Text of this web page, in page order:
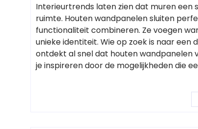
Interieurtrends laten zien dat muren een
ruimte. Houten wandpanelen sluiten
functionaliteit combineren. Ze voegen
unieke identiteit. Wie op zoek is naar
ontdekt al snel dat houten wandpanelen
je inspireren door de mogelijkheden die